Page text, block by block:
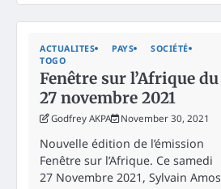
ACTUALITES PAYS
SOCIÉTÉ
TOGO
Fenêtre sur l’Afrique du
27 novembre 2021
Godfrey AKPA November 30, 2021
Nouvelle édition de l’émission
Fenêtre sur l’Afrique. Ce samedi
27 Novembre 2021, Sylvain Amos